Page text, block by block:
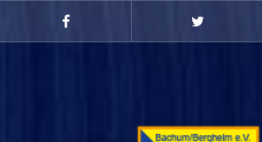
springen
Facebook